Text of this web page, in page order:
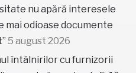
nu apără interesele
mai odioase documente
5 august 2026
întâlnirilor cu furnizorii